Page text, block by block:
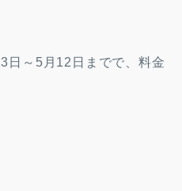
日～5月12日までで、料金